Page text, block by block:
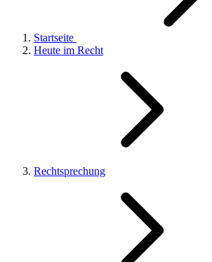
Startseite
Heute im Recht
Rechtsprechung